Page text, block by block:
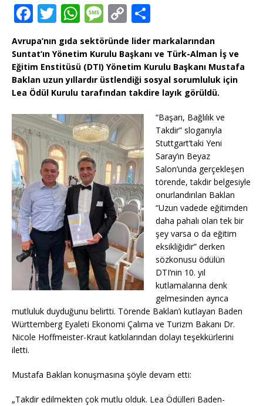
F
a
c
e
b
o
o
k
T
w
it
te
r
W
h
at
s
A
p
p
M
e
ss
a
g
e
C
o
p
y
Li
n
k
le
n
Avrupa’nın gıda sektöründe lider markalarından
Suntat‘ın Yönetim Kurulu Başkanı ve Türk-Alman İş ve
Eğitim Enstitüsü (DTI) Yönetim Kurulu Başkanı Mustafa
Baklan uzun yıllardır üstlendiği sosyal sorumluluk için
Lea Ödül Kurulu tarafından takdire layık görüldü.
“Başarı, Bağlılık ve
Takdir” sloganıyla
Stuttgart’taki Yeni
Saray’ın Beyaz
Salon’unda gerçekleşen
törende, takdir belgesiyle
onurlandırılan Baklan
“Uzun vadede eğitimden
daha pahalı olan tek bir
şey varsa o da eğitim
eksikliğidir” derken
sözkonusu ödülün
DTI’nin 10. yıl
kutlamalarına denk
gelmesinden ayrıca
mutluluk duyduğunu belirtti. Törende Baklan’ı kutlayan Baden
Württemberg Eyaleti Ekonomi Çalıma ve Turizm Bakanı Dr.
Nicole Hoffmeister-Kraut katkılarından dolayı teşekkürlerini
iletti.
Mustafa Baklan konuşmasına şöyle devam etti:
„Takdir edilmekten çok mutlu olduk. Lea Ödülleri Baden-